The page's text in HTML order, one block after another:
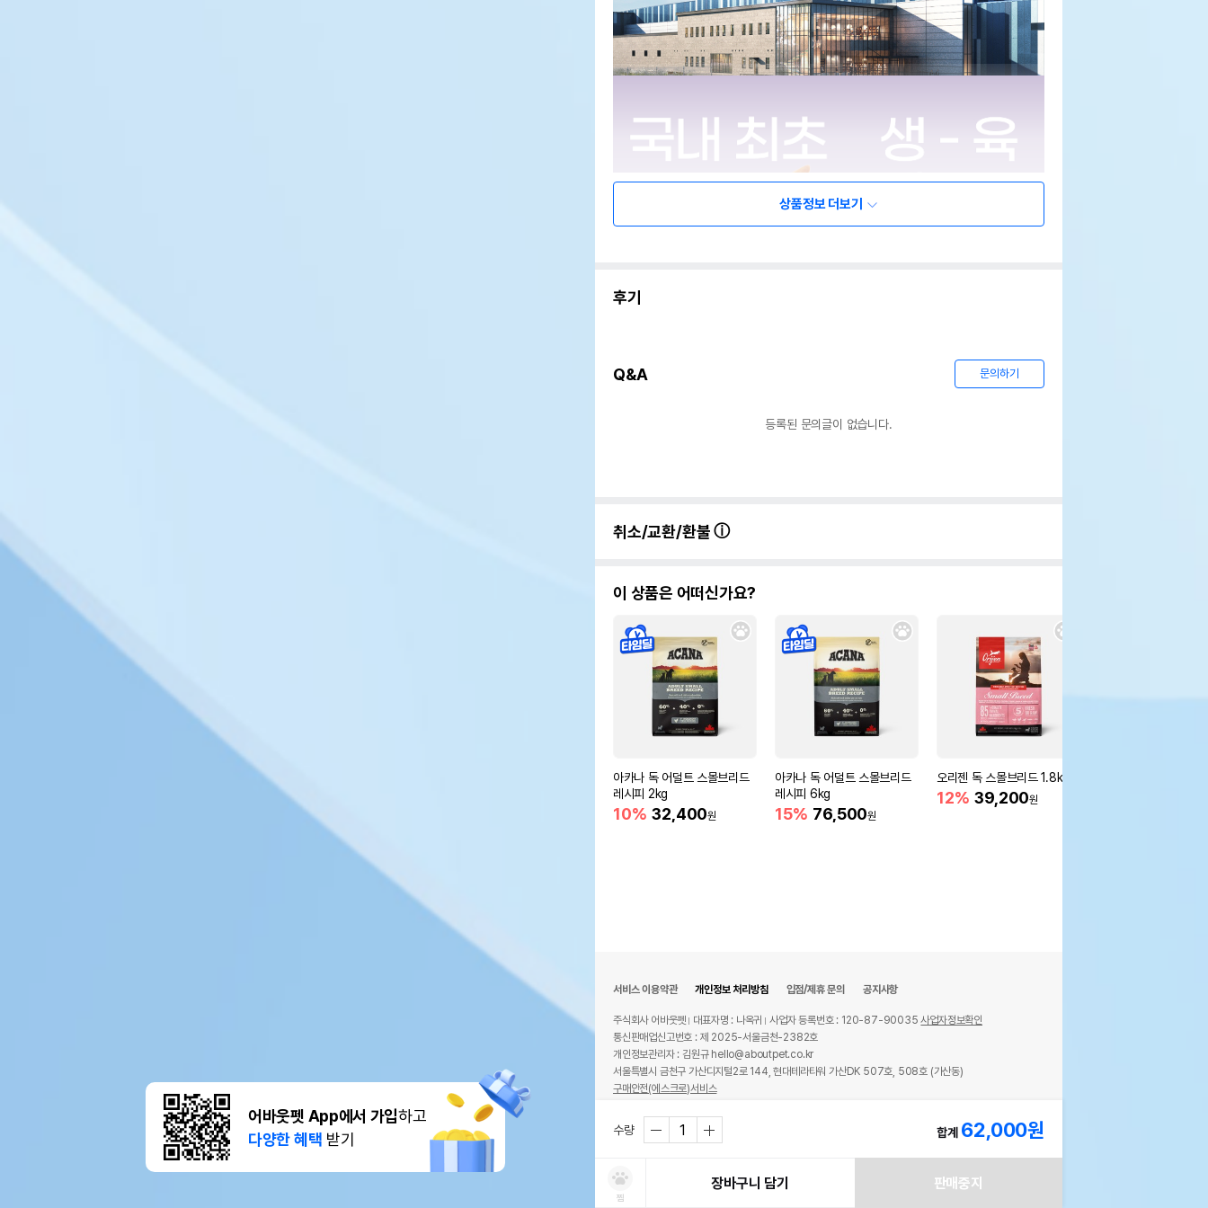
어바웃펫 App에서 가입하고
다양한 혜택 받기
상품정보 더보기
후기
Q&A 문의하기
등록된 문의글이 없습니다.
취소/교환/환불
이 상품은 어떠신가요?
아카나 독 어덜트 스몰브리드
레시피 2kg
10% 32,400원
아카나 독 어덜트 스몰브리드
레시피 6kg
15% 76,500원
오리젠 독 스몰브리드 1.8kg
12% 39,200원
수량 합계 62,000원
찜
장바구니 담기 판매중지
서비스 이용약관 개인정보 처리방침 입점/제휴 문의 공지사항
주식회사 어바웃펫 대표자명 : 나옥귀 사업자 등록번호 : 120-87-90035사업자정보확인
통신판매업신고번호 : 제 2025-서울금천-2382호
개인정보관리자 : 김원규 hello@aboutpet.co.kr
서울특별시 금천구 가산디지털2로 144, 현대테라타워 가산DK 507호, 508호 (가산동)
구매안전(에스크로)서비스